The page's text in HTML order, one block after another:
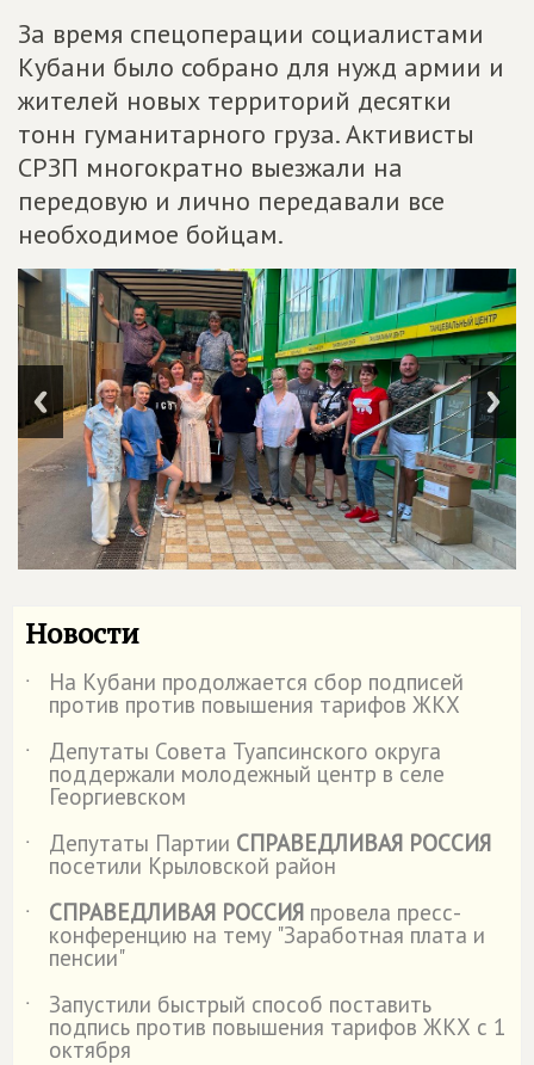
За время спецоперации социалистами
Кубани было собрано для нужд армии и
жителей новых территорий десятки
тонн гуманитарного груза. Активисты
СРЗП многократно выезжали на
передовую и лично передавали все
необходимое бойцам.
Новости
˙ На Кубани продолжается сбор подписей
против против повышения тарифов ЖКХ
˙
Депутаты Совета Туапсинского округа
поддержали молодежный центр в селе
Георгиевском
˙
Депутаты Партии СПРАВЕДЛИВАЯ РОССИЯ
посетили Крыловской район
˙
СПРАВЕДЛИВАЯ РОССИЯ провела пресс-
конференцию на тему "Заработная плата и
пенсии"
˙
Запустили быстрый способ поставить
подпись против повышения тарифов ЖКХ с 1
октября